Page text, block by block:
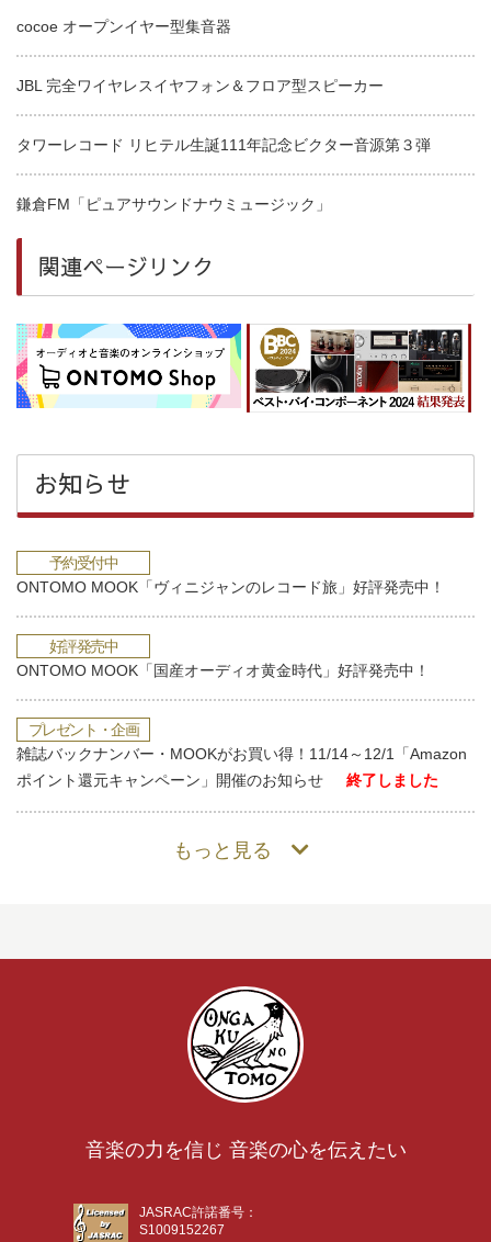
cocoe オープンイヤー型集音器
JBL 完全ワイヤレスイヤフォン＆フロア型スピーカー
タワーレコード リヒテル生誕111年記念ビクター音源第３弾
鎌倉FM「ピュアサウンドナウミュージック」
関連ページリンク
お知らせ
予約受付中
ONTOMO MOOK「ヴィニジャンのレコード旅」好評発売中！
好評発売中
ONTOMO MOOK「国産オーディオ黄金時代」好評発売中！
プレゼント・企画
雑誌バックナンバー・MOOKがお買い得！11/14～12/1「Amazon
ポイント還元キャンペーン」開催のお知らせ
終了しました
もっと見る
音楽の力を信じ 音楽の心を伝えたい
JASRAC許諾番号：
S1009152267